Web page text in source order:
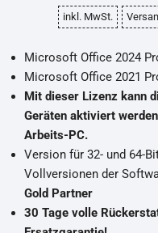
inkl. MwSt.
Microsoft Office 2024
Microsoft Office 2021
Mit dieser Lizenz kann
Geräten aktiviert
Arbeits-PC.
Version für 32- und 64-
Vollversionen der
Gold Partner
30 Tage volle